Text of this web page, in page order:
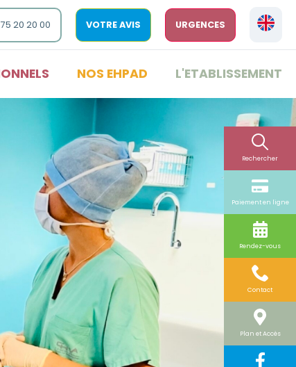
20 20 00 VOTRE AVIS URGENCES
NOS EHPAD L'ETABLISSEMENT
Rechercher
Paiement en ligne
Rendez-vous
Contact
Plan et Accès